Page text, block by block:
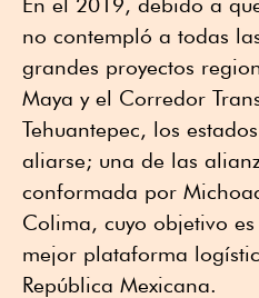
no contempló a todas
grandes proyectos
Maya y el Corredor
Tehuantepec, los
aliarse; una de las
conformada por
Colima, cuyo objetivo
mejor plataforma
República Mexicana.